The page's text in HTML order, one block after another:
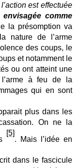
est effectuée
comme
la présomption va
nature de l’arme
des coups, le
et notamment le
ou ont atteint une
à feu de la
qui en sont
plus dans les
On ne la
[5]
. Mais l’idée en
dans le fascicule